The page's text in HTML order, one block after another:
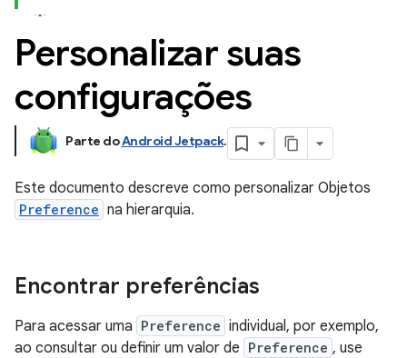
Personalizar suas
configurações
Parte doAndroid Jetpack.
Este documento descreve como personalizar Objetos
Preference na hierarquia.
Encontrar preferências
Para acessar uma Preference individual, por exemplo,
ao consultar ou definir um valor de Preference , use